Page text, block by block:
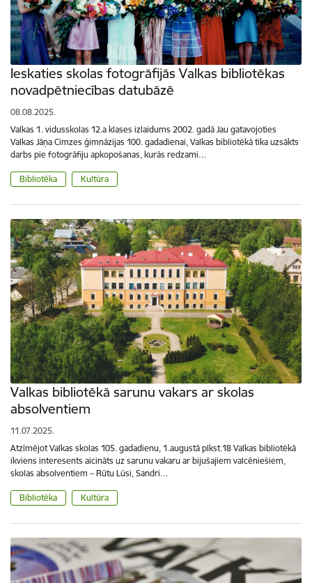
Ieskaties skolas fotogrāfijās Valkas bibliotēkas
novadpētniecības datubāzē
08.08.2025.
Valkas 1. vidusskolas 12.a klases izlaidums 2002. gadā Jau gatavojoties
Valkas Jāņa Cimzes ģimnāzijas 100. gadadienai, Valkas bibliotēkā tika uzsākts
darbs pie fotogrāfiju apkopošanas, kurās redzami…
Bibliotēka Kultūra
Valkas bibliotēkā sarunu vakars ar skolas
absolventiem
11.07.2025.
Atzīmējot Valkas skolas 105. gadadienu, 1.augustā plkst.18 Valkas bibliotēkā
ikviens interesents aicināts uz sarunu vakaru ar bijušajiem valcēniešiem,
skolas absolventiem – Rūtu Lūsi, Sandri…
Bibliotēka Kultūra